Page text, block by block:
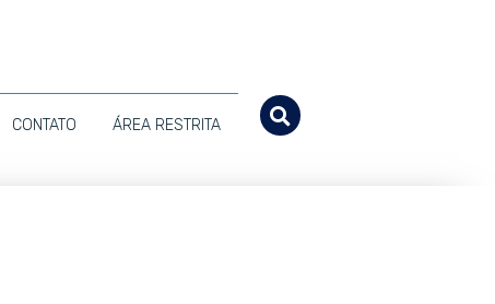
CONTATO ÁREA RESTRITA